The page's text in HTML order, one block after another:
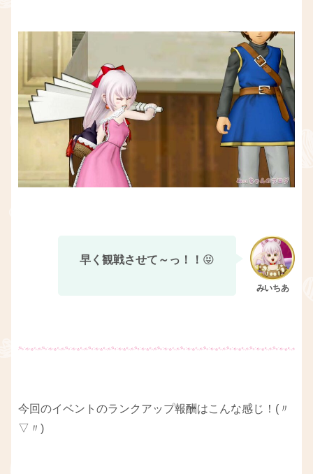
早く観戦させて～っ！！ 😝
今回のイベントのランクアップ報酬はこんな感じ！(〃
▽〃)